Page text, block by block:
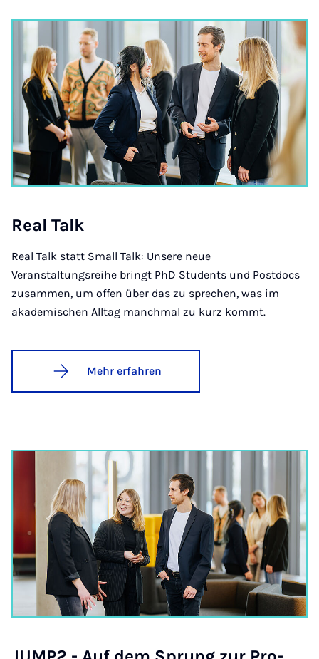
Re­al Talk
Real Talk statt Small Talk: Unsere neue
Veranstaltungsreihe bringt PhD Students und Postdocs
zusammen, um offen über das zu sprechen, was im
akademischen Alltag manchmal zu kurz kommt.
Mehr erfahren